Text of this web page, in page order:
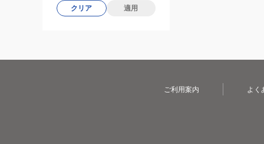
クリア 適用
ご利用案内 よく